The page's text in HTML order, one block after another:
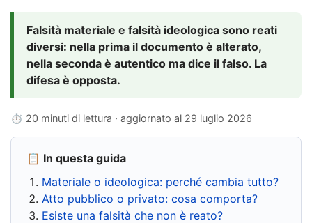
Falsità materiale e falsità ideologica sono reati
diversi: nella prima il documento è alterato,
nella seconda è autentico ma dice il falso. La
difesa è opposta.
⏱ 20 minuti di lettura · aggiornato al 29 luglio 2026
📋 In questa guida
Materiale o ideologica: perché cambia tutto?
Atto pubblico o privato: cosa comporta?
Esiste una falsità che non è reato?